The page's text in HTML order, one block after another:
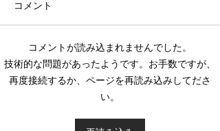
コメント
コメントが読み込まれませんでした。
技術的な問題があったようです。お手数ですが、
再度接続するか、ページを再読み込みしてださ
い。